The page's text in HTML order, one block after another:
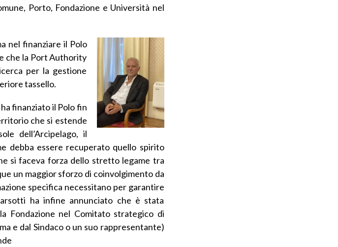
Porto, Fondazione e Università nel
nel finanziare il Polo
che la Port Authority
per la gestione
tassello.
finanziato il Polo fin
che si estende
dell’Arcipelago, il
debba essere recuperato quello spirito
si faceva forza dello stretto legame tra
un maggior sforzo di coinvolgimento da
specifica necessitano per garantire
ha infine annunciato che è stata
Fondazione nel Comitato strategico di
e dal Sindaco o un suo rappresentante)